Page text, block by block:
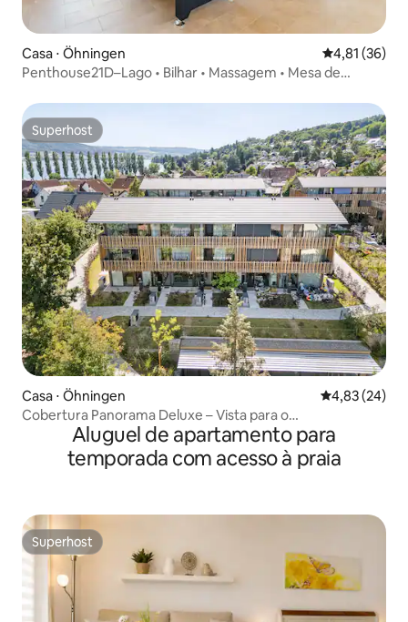
Casa ⋅ Öhningen 4,81 de uma
4,81 (36)
Penthouse21D–Lago • Bilhar • Massagem • Mesa de
Superhost
Superhost
Casa ⋅ Öhningen 4,83 de uma
4,83 (24)
Cobertura Panorama Deluxe – Vista para o
lago•Terraço•Churrasqueira
Aluguel de apartamento para
temporada com acesso à praia
Superhost
Superhost